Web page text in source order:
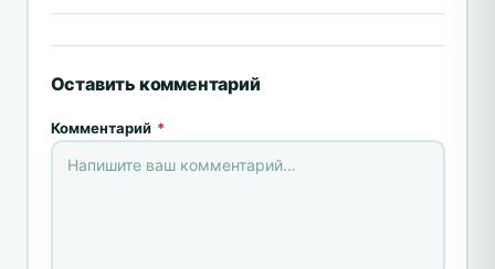
Оставить комментарий
Комментарий *